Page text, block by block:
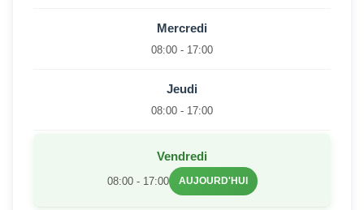
Mercredi
08:00 - 17:00
Jeudi
08:00 - 17:00
Vendredi
08:00 - 17:00 AUJOURD'HUI